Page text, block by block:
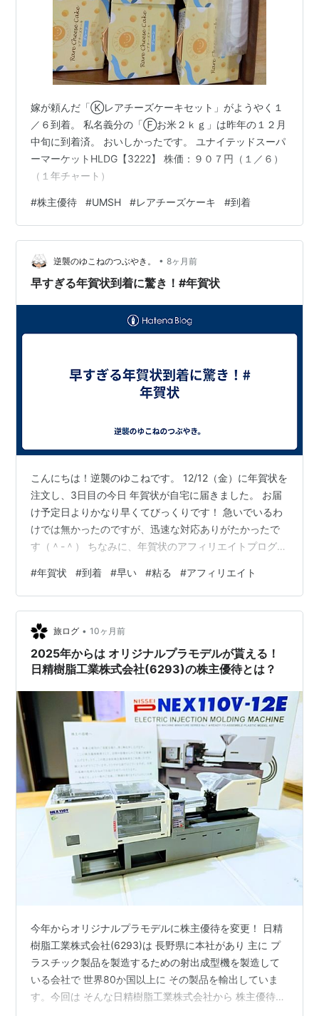
嫁が頼んだ「Ⓚレアチーズケーキセット」がようやく１
／６到着。 私名義分の「Ⓕお米２ｋｇ」は昨年の１２月
中旬に到着済。 おいしかったです。 ユナイテッドスーパ
ーマーケットHLDG【3222】 株価：９０７円（１／６）
（１年チャート）
#株主優待 #UMSH #レアチーズケーキ #到着
逆襲のゆこねのつぶやき。 • 8ヶ月前
早すぎる年賀状到着に驚き！#年賀状
こんにちは！逆襲のゆこねです。 12/12（金）に年賀状を
注文し、3日目の今日 年賀状が自宅に届きました。 お届
け予定日よりかなり早くてびっくりです！ 急いでいるわ
けでは無かったのですが、迅速な対応ありがたかったで
す（＾-＾） ちなみに、年賀状のアフィリエイトプログラ
「申し込みプログラム」の欄に入ったまま…。 何となく
ですが、こちらは審査に落ちた気がします(;^_^A 提携申し
込みの取り消しは、皆さんどの位のタイミングでされる
んでしょうね？ 私は一応今回に限らず、2週間ほど待っ
てみて 音沙汰なしなら取り消し…という感じです。 しか
し、2…
#年賀状 #到着 #早い #粘る #アフィリエイト
旅ログ • 10ヶ月前
2025年からは オリジナルプラモデルが貰える！
日精樹脂工業株式会社(6293)の株主優待とは？
今年からオリジナルプラモデルに株主優待を変更！ 日精
樹脂工業株式会社(6293)は 長野県に本社があり 主に プ
ラスチック製品を製造するための射出成型機を製造して
いる会社で 世界80か国以上に その製品を輸出していま
す。今回は そんな日精樹脂工業株式会社から 株主優待を